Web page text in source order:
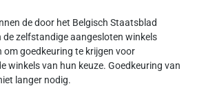
de door het Belgisch Staatsblad
de zelfstandige aangesloten winkels
om goedkeuring te krijgen voor
winkels van hun keuze. Goedkeuring van
langer nodig.